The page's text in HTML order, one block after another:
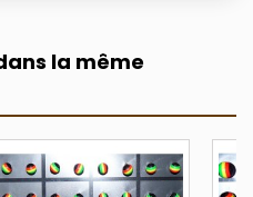
la même